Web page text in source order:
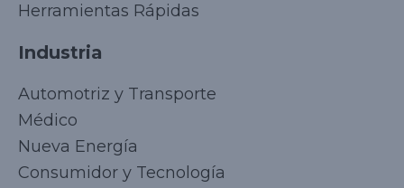
Herramientas Rápidas
Industria
Automotriz y Transporte
Médico
Nueva Energía
Consumidor y Tecnología